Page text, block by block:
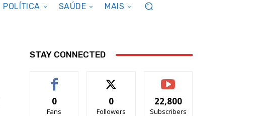
POLÍTICA SAÚDE MAIS
STAY CONNECTED
0
Fans
0
Followers
22,800
Subscribers